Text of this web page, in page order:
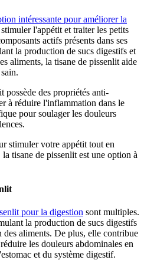
intéressante pour améliorer la
l'appétit et traiter les petits
actifs présents dans ses
la production de sucs digestifs et
aliments, la tisane de pissenlit aide
possède des propriétés anti-
à réduire l'inflammation dans le
pour soulager les douleurs
stimuler votre appétit tout en
tisane de pissenlit est une option à
pour la digestion sont multiples.
la production de sucs digestifs
aliments. De plus, elle contribue
les douleurs abdominales en
et du système digestif.